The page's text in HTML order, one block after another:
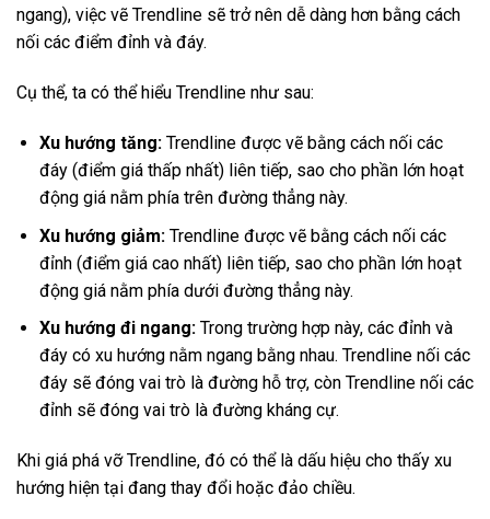
ngang), việc vẽ Trendline sẽ trở nên dễ dàng hơn bằng cách
nối các điểm đỉnh và đáy.
Cụ thể, ta có thể hiểu Trendline như sau:
Xu hướng tăng:Trendline được vẽ bằng cách nối các
đáy (điểm giá thấp nhất) liên tiếp, sao cho phần lớn hoạt
động giá nằm phía trên đường thẳng này.
Xu hướng giảm:Trendline được vẽ bằng cách nối các
đỉnh (điểm giá cao nhất) liên tiếp, sao cho phần lớn hoạt
động giá nằm phía dưới đường thẳng này.
Xu hướng đi ngang:Trong trường hợp này, các đỉnh và
đáy có xu hướng nằm ngang bằng nhau. Trendline nối các
đáy sẽ đóng vai trò là đường hỗ trợ, còn Trendline nối các
đỉnh sẽ đóng vai trò là đường kháng cự.
Khi giá phá vỡ Trendline, đó có thể là dấu hiệu cho thấy xu
hướng hiện tại đang thay đổi hoặc đảo chiều.